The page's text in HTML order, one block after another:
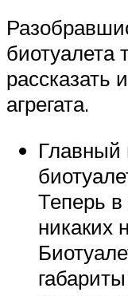
биотуалета
рассказать
агрегата.
Главный
Теперь
никаких